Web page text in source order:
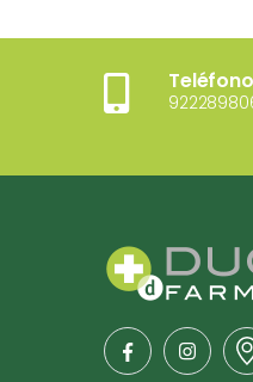
Teléfono